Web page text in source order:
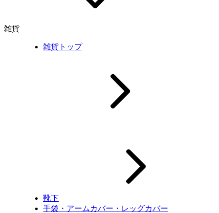
雑貨
雑貨トップ
靴下
手袋・アームカバー・レッグカバー